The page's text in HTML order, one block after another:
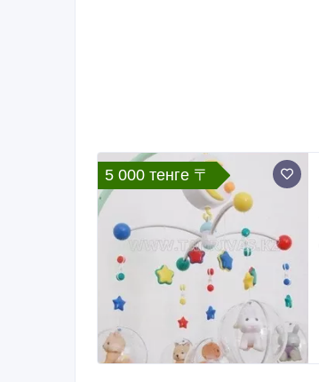
5 000 тенге 〒